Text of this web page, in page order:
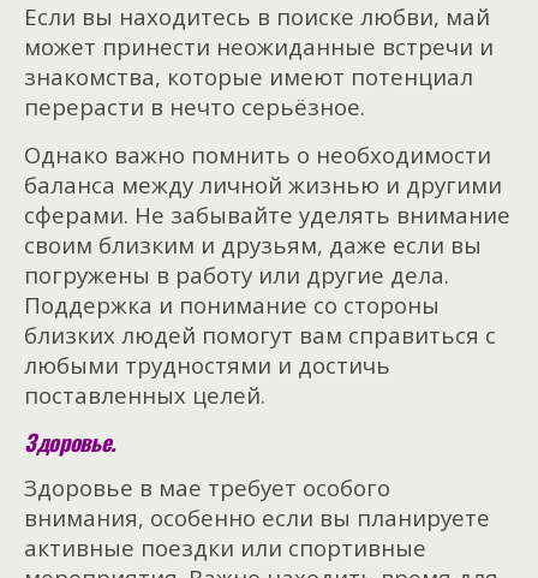
Если вы находитесь в поиске любви, май
может принести неожиданные встречи и
знакомства, которые имеют потенциал
перерасти в нечто серьёзное.
Однако важно помнить о необходимости
баланса между личной жизнью и другими
сферами. Не забывайте уделять внимание
своим близким и друзьям, даже если вы
погружены в работу или другие дела.
Поддержка и понимание со стороны
близких людей помогут вам справиться с
любыми трудностями и достичь
поставленных целей.
Здоровье.
Здоровье в мае требует особого
внимания, особенно если вы планируете
активные поездки или спортивные